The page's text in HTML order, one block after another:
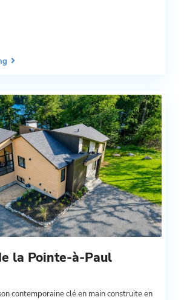
la Pointe-à-Paul
contemporaine clé en main construite en